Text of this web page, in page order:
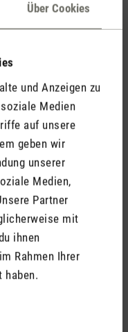
Über Cookies
und Anzeigen zu
Medien
auf unsere
geben wir
unserer
Medien,
Partner
mit
ihnen
Rahmen Ihrer
haben.
voran und teile